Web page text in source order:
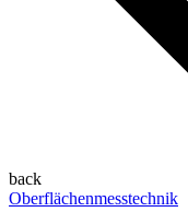
back
Oberflächenmesstechnik